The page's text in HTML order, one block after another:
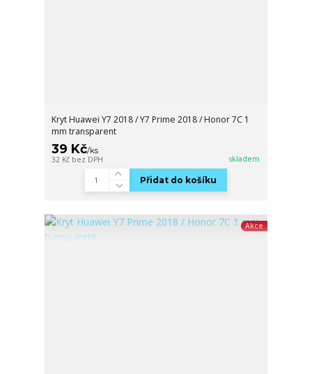
Kryt Huawei Y7 2018 / Y7 Prime 2018 / Honor 7C 1
mm transparent
39 Kč/ks
32 Kč bez DPH skladem
Přidat do košíku
Akce